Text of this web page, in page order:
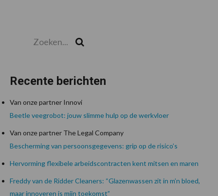
Recente berichten
Van onze partner Innovi
Beetle veegrobot: jouw slimme hulp op de werkvloer
Van onze partner The Legal Company
Bescherming van persoonsgegevens: grip op de risico’s
Hervorming flexibele arbeidscontracten kent mitsen en maren
Freddy van de Ridder Cleaners: “Glazenwassen zit in m’n bloed,
maar innoveren is mijn toekomst”